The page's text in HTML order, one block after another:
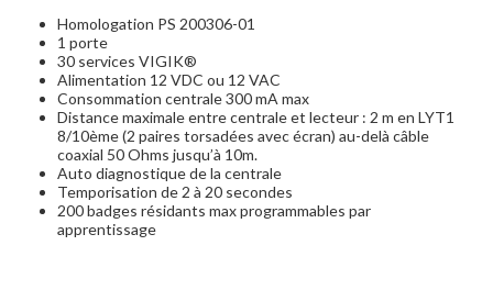
Homologation PS 200306-01
1 porte
30 services VIGIK®
Alimentation 12 VDC ou 12 VAC
Consommation centrale 300 mA max
Distance maximale entre centrale et lecteur : 2 m en LYT1
8/10ème (2 paires torsadées avec écran) au-delà câble
coaxial 50 Ohms jusqu’à 10m.
Auto diagnostique de la centrale
Temporisation de 2 à 20 secondes
200 badges résidants max programmables par
apprentissage